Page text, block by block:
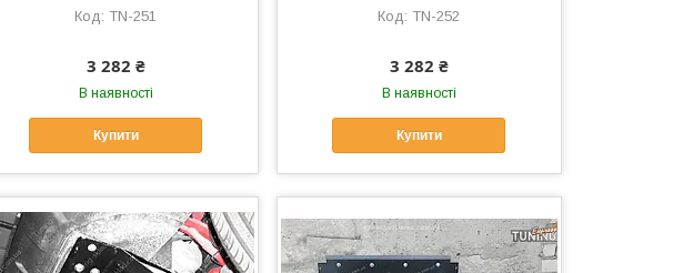
TN-251
3 282 ₴
В наявності
Купити
TN-252
3 282 ₴
В наявності
Купити